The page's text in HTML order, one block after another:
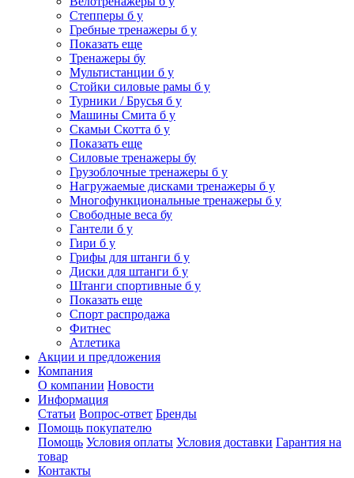
Степперы б у
Гребные тренажеры б у
Показать еще
Тренажеры бу
Мультистанции б у
Стойки силовые рамы б у
Турники / Брусья б у
Машины Смита б у
Скамьи Скотта б у
Показать еще
Силовые тренажеры бу
Грузоблочные тренажеры б у
Нагружаемые дисками тренажеры б у
Многофункциональные тренажеры б у
Свободные веса бу
Гантели б у
Гири б у
Грифы для штанги б у
Диски для штанги б у
Штанги спортивные б у
Показать еще
Спорт распродажа
Фитнес
Атлетика
Акции и предложения
Компания
О компании Новости
Информация
Статьи Вопрос-ответ Бренды
Помощь покупателю
Помощь Условия оплаты Условия доставки Гарантия на
товар
Контакты